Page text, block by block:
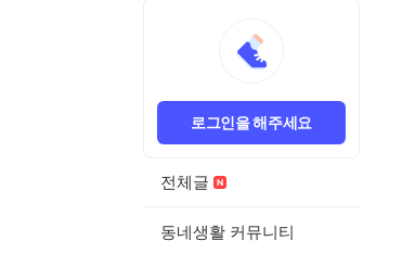
로그인을 해주세요
전체글
동네생활 커뮤니티